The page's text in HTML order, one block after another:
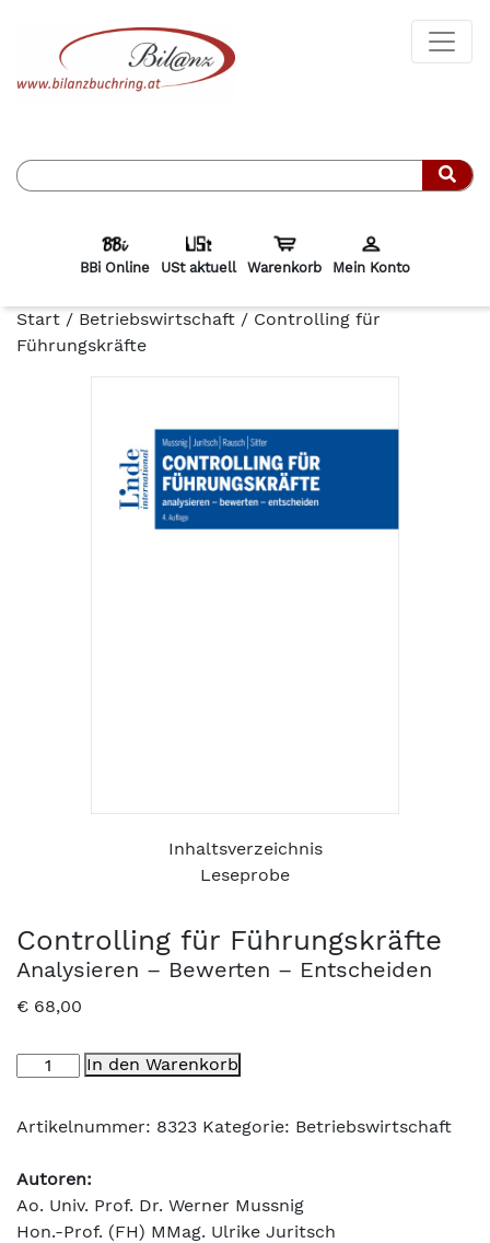
BBi Online USt aktuell Warenkorb Mein Konto
Start / Betriebswirtschaft / Controlling für
Führungskräfte
Inhaltsverzeichnis
Leseprobe
Controlling für Führungskräfte
Analysieren – Bewerten – Entscheiden
€ 68,00
Controlling
Führungskräfte
In den Warenkorb
Artikelnummer: 8323 Kategorie: Betriebswirtschaft
Autoren:
Ao. Univ. Prof. Dr. Werner Mussnig
Hon.-Prof. (FH) MMag. Ulrike Juritsch